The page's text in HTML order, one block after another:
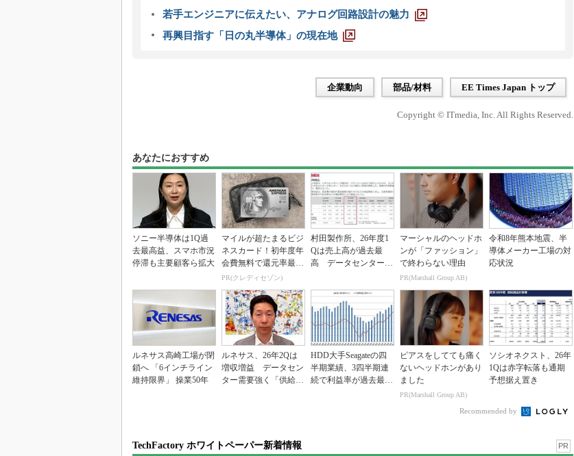
若手エンジニアに伝えたい、アナログ回路設計の魅力
再興目指す「日の丸半導体」の現在地
企業動向 部品/材料 EE Times Japan トップ
Copyright © ITmedia, Inc. All Rights Reserved.
あなたにおすすめ
ソニー半導体は1Q過
去最高益、スマホ市況
停滞も主要顧客ら拡大
マイルが超たまるビジ
ネスカード！初年度年
会費無料で還元率最大
1.125%
PR(クレディセゾン)
村田製作所、26年度1
Qは売上高が過去最
高 データセンター関
マーシャルのヘッドホ
ンが「ファッション」
で終わらない理由
PR(Marshall Group AB)
令和8年熊本地震、半
導体メーカー工場の対
応状況
ルネサス高崎工場が閉
鎖へ 「6インチライン
維持限界」 操業50年
ルネサス、26年2Qは
増収増益 データセン
ター需要強く「供給は
HDD大手Seagateの四
半期業績、3四半期連
続で利益率が過去最高
ピアスをしてても痛く
ないヘッドホンがあり
ました
PR(Marshall Group AB)
ソシオネクスト、26年
1Qは赤字転落も通期
予想据え置き
Recommended by
TechFactory ホワイトペーパー新着情報 PR